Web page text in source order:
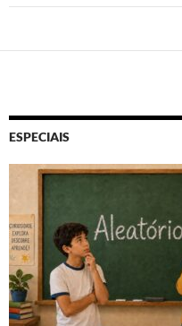
ESPECIAIS